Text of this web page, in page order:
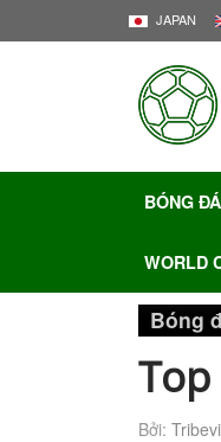
JAPAN
BÓNG
WORLD
Bóng
Bởi: